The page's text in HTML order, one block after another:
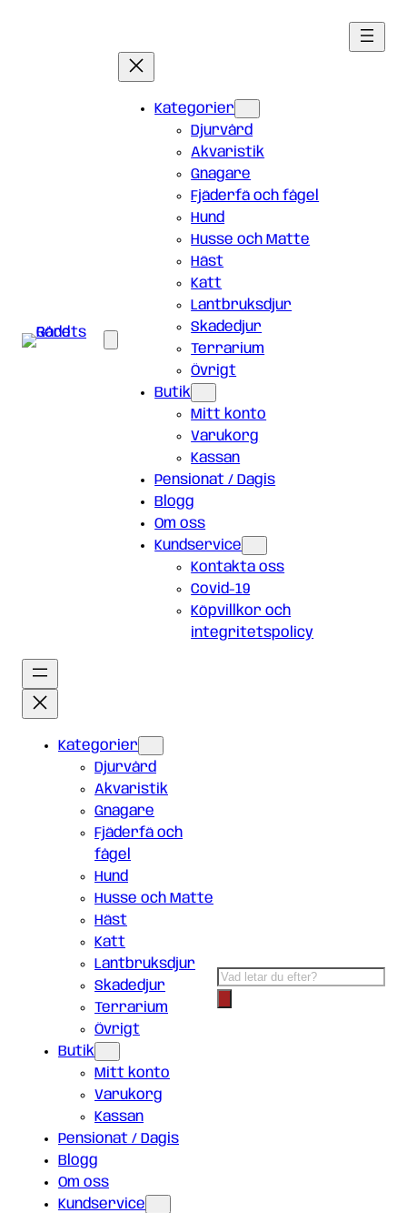
Kategorier
Djurvård
Akvaristik
Gnagare
Fjäderfä och fågel
Hund
Husse och Matte
Häst
Katt
Lantbruksdjur
Skadedjur
Terrarium
Övrigt
Butik
Mitt konto
Varukorg
Kassan
Pensionat / Dagis
Blogg
Om oss
Kundservice
Kontakta oss
Covid-19
Köpvillkor och
integritetspolicy
Kategorier
Djurvård
Akvaristik
Gnagare
Fjäderfä och
fågel
Hund
Husse och Matte
Häst
Katt
Lantbruksdjur
Skadedjur
Terrarium
Övrigt
Butik
Mitt konto
Varukorg
Kassan
Pensionat / Dagis
Blogg
Om oss
Kundservice
Products